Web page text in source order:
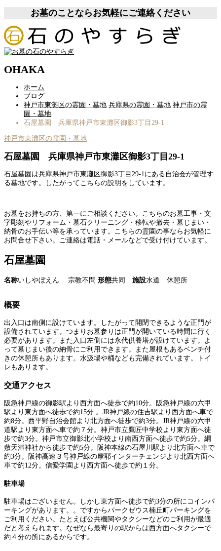
お墓のことならお気軽にご連絡ください
OHAKA
ホーム
ブログ
神戸市東灘区の霊園・墓地 兵庫県の霊園・墓地 神戸市の霊
園・墓地
石屋墓園 兵庫県神戸市東灘区御影3丁目29-1
神戸市東灘区の霊園・墓地
石屋墓園 兵庫県神戸市東灘区御影3丁目29-1
石屋墓園は兵庫県神戸市東灘区御影3丁目29-1にある自治会が管理す
る墓地です。したがってこちらの説明をしています。
お墓をお持ちの方、第一にご相談ください。こちらのお墓工事・文
字彫刻やリフォーム・墓石クリーニング・移転や撤去・墓じまい・
納骨のお手伝い等を承っています。こちらの霊園の事ならお気軽に
お問合せ下さい。ご連絡は電話・メールなどで受け付けています。
石屋墓園
名称いしやぼえん 宗教不問 形態共同 施設水道 休憩所
概要
出入口は南側に設けています。したがって開閉できるような正門が
設備されています。つまりお墓参りは正門が開いている時間に行く
必要があります。また入口左側には永代供養塔が設けています。よ
って墓じまい後の納骨にご利用できます。また屋根もあるベンチ付
きの休憩所もあります。水汲場や桶なども完備されています。トイ
レもあります。
交通アクセス
阪急神戸線の御影駅より西方面へ徒歩で約10分。阪急神戸線の六甲
駅より東方面へ徒歩で約15分 。JR神戸線の住吉駅より西方面へ車で
約8分。西平野自治会館より北方面へ徒歩で約3分。JR神戸線の六甲
道駅より東方面へ車で約７分。神戸市立鷹匠中学校より東方面へ徒
歩で約3分。神戸市立御影北小学校より南西方面へ徒歩で約5分。綱
敷天満神社から徒歩で約5分。阪神本線の石屋川駅より北方面へ車で
約3分。阪神高速３号神戸線の摩耶インターチェンジより北西方面へ
車で約12分。信愛学園より西方面へ徒歩で約１分。
駐車場
駐車場はございません。しかし東方面へ徒歩で約3分の所にコインパ
ーキングがあります。。ですからパークゼウス楠丘町パーキングを
ご利用ください。たとえば公共機関やタクシーなどのご利用が最適
だと考えられます。なぜなら最寄りの駅からは西方面へタクシーで
約４分の所にあるからです。